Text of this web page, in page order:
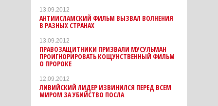
13.09.2012
АНТИИСЛАМСКИЙ ФИЛЬМ ВЫЗВАЛ ВОЛНЕНИЯ
В РАЗНЫХ СТРАНАХ
13.09.2012
ПРАВОЗАЩИТНИКИ ПРИЗВАЛИ МУСУЛЬМАН
ПРОИГНОРИРОВАТЬ КОЩУНСТВЕННЫЙ ФИЛЬМ
О ПРОРОКЕ
12.09.2012
ЛИВИЙСКИЙ ЛИДЕР ИЗВИНИЛСЯ ПЕРЕД ВСЕМ
МИРОМ ЗА УБИЙСТВО ПОСЛА